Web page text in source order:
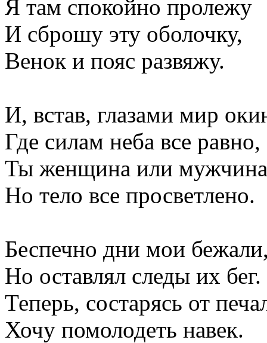
Я там спокойно пролежу
И сброшу эту оболочку,
Венок и пояс развяжу.
И, встав, глазами мир
Где силам неба все равно,
Ты женщина или
Но тело все просветлено.
Беспечно дни мои
Но оставлял следы их бег.
Теперь, состарясь от
Хочу помолодеть навек.